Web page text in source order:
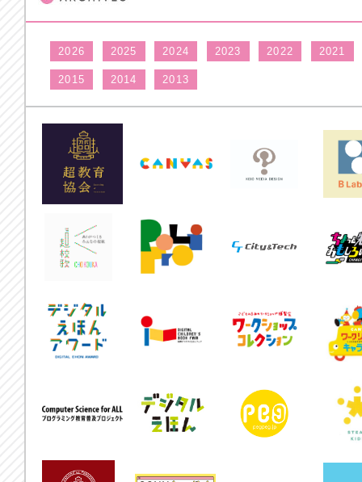
2026 2025 2024 2023 2022 2021
2015 2014 2013